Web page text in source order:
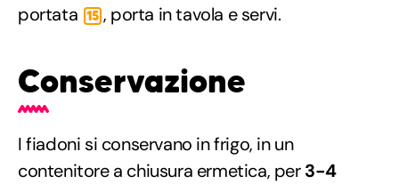
portata 15 , porta in tavola e servi.
Conservazione
I fiadoni si conservano in frigo, in un
contenitore a chiusura ermetica, per3-4